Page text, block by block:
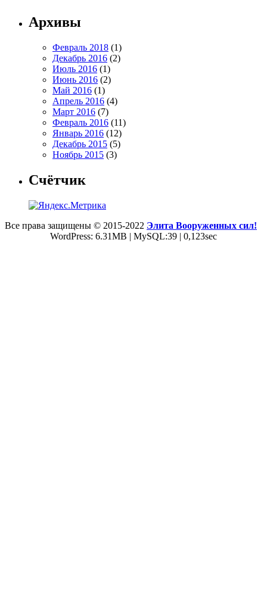
Архивы
Февраль 2018 (1)
Декабрь 2016 (2)
Июль 2016 (1)
Июнь 2016 (2)
Май 2016 (1)
Апрель 2016 (4)
Март 2016 (7)
Февраль 2016 (11)
Январь 2016 (12)
Декабрь 2015 (5)
Ноябрь 2015 (3)
Счётчик
Все права защищены © 2015-2022 Элита Вооруженных сил!
WordPress: 6.31MB | MySQL:39 | 0,123sec